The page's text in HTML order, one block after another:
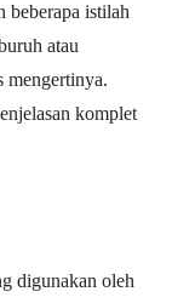
beberapa istilah
atau
mengertinya.
komplet
digunakan oleh